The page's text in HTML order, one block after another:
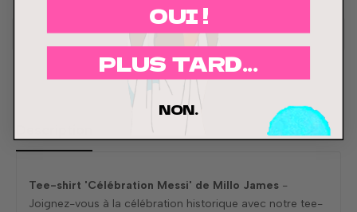
Tee-shirt 'Célébration Messi' de Millo James -
Joignez-vous à la célébration historique avec notre tee-
OUI !
PLUS TARD...
NON.